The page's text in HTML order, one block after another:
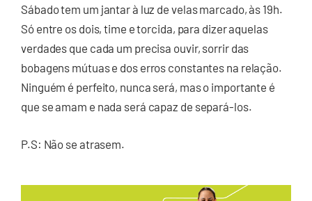
Sábado tem um jantar à luz de velas marcado, às 19h.
Só entre os dois, time e torcida, para dizer aquelas
verdades que cada um precisa ouvir, sorrir das
bobagens mútuas e dos erros constantes na relação.
Ninguém é perfeito, nunca será, mas o importante é
que se amam e nada será capaz de separá-los.
P.S: Não se atrasem.